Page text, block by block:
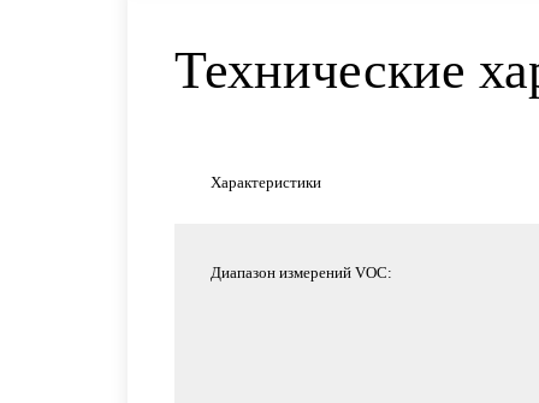
Технические
Характеристики
Диапазон измерений VOC: